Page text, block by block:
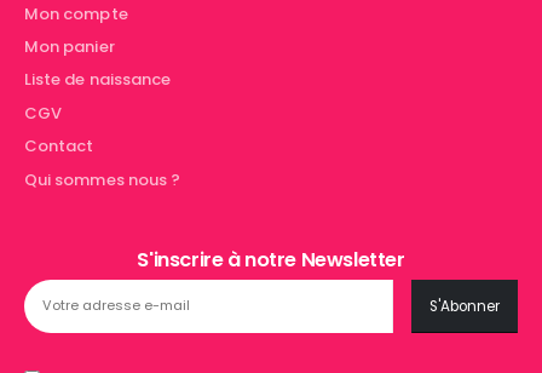
Mon compte
Mon panier
Liste de naissance
CGV
Contact
Qui sommes nous ?
S'inscrire à notre Newsletter